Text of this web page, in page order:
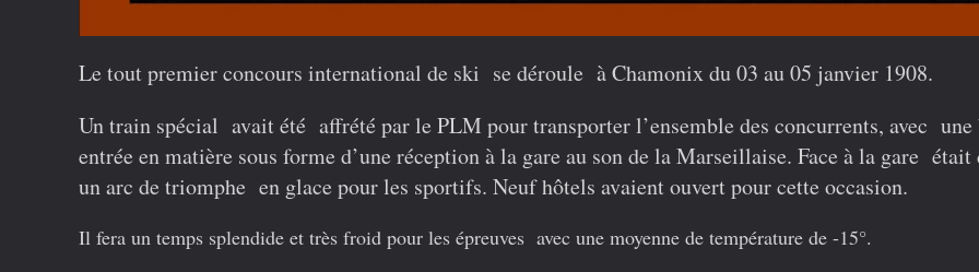
Le tout premier concours international de ski se déroule à Chamonix du 03 au 05 janvier 1908.
Un train spécial avait été affrété par le PLM pour transporter l’ensemble des concurrents, avec une
entrée en matière sous forme d’une réception à la gare au son de la Marseillaise. Face à la gare était
un arc de triomphe en glace pour les sportifs. Neuf hôtels avaient ouvert pour cette occasion.
Il fera un temps splendide et très froid pour les épreuves avec une moyenne de température de -15°.